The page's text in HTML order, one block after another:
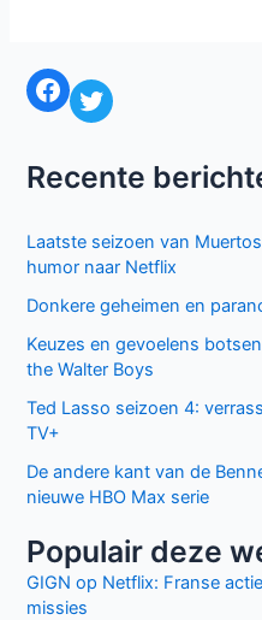
detectives
aan
2016
Facebook Twitter
Recente
Laatste seizoen van
humor naar Netflix
Donkere geheimen en
Keuzes en gevoelens
the Walter Boys
Ted Lasso seizoen 4:
TV+
De andere kant van de
nieuwe HBO Max serie
Populair deze
GIGN op Netflix: Franse
missies